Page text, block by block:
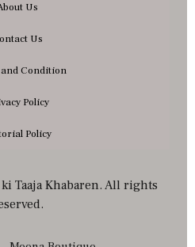
Us
Us
Condition
Policy
Policy
Taaja Khabaren. All rights